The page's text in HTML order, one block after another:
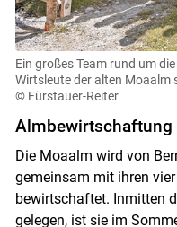
Skip
Ein großes Team rund um
Wirtsleute der alten Moaalm
© Fürstauer-Reiter
Die Moaalm wird von
gemeinsam mit ihren
bewirtschaftet. Inmitten
gelegen, ist sie im